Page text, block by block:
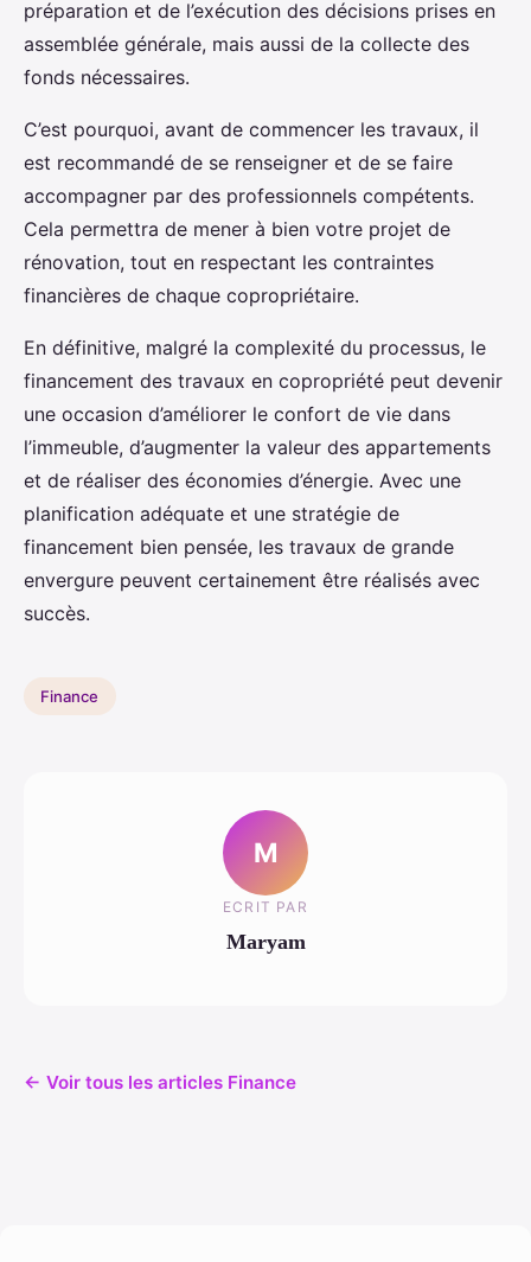
préparation et de l’exécution des décisions prises en
assemblée générale, mais aussi de la collecte des
fonds nécessaires.
C’est pourquoi, avant de commencer les travaux, il
est recommandé de se renseigner et de se faire
accompagner par des professionnels compétents.
Cela permettra de mener à bien votre projet de
rénovation, tout en respectant les contraintes
financières de chaque copropriétaire.
En définitive, malgré la complexité du processus, le
financement des travaux en copropriété peut devenir
une occasion d’améliorer le confort de vie dans
l’immeuble, d’augmenter la valeur des appartements
et de réaliser des économies d’énergie. Avec une
planification adéquate et une stratégie de
financement bien pensée, les travaux de grande
envergure peuvent certainement être réalisés avec
succès.
Finance
M
ECRIT PAR
Maryam
← Voir tous les articles Finance